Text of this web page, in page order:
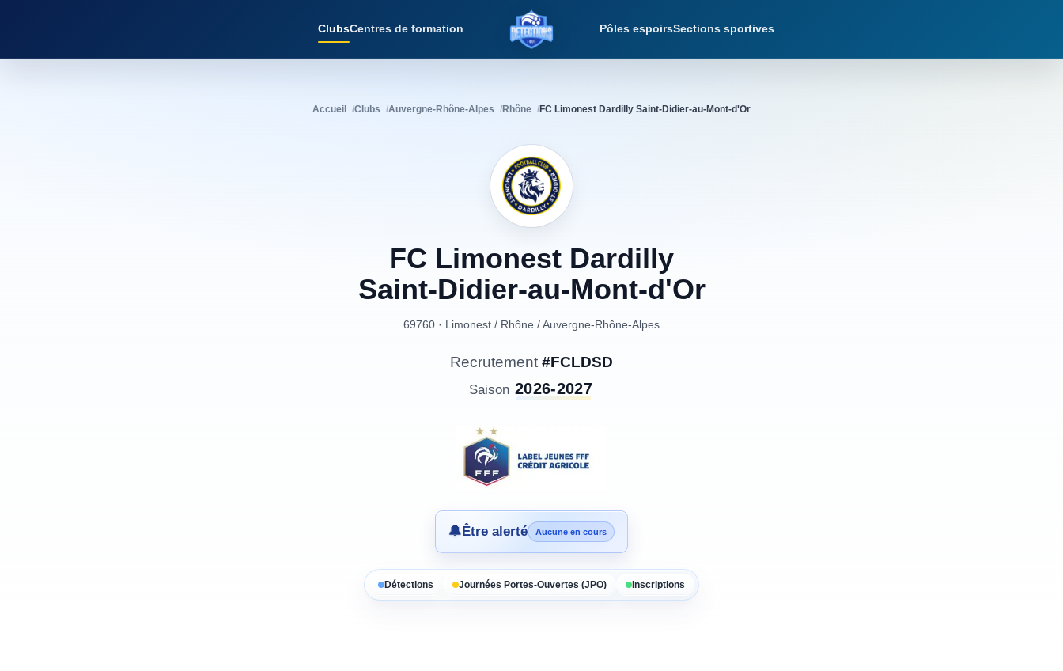
ClubsCentres de formation
Détections Foot
Pôles espoirsSections sportives
Accueil Clubs Auvergne-Rhône-Alpes Rhône FC Limonest Dardilly Saint-Didier-au-Mont-d'Or
FC Limonest Dardilly
Saint-Didier-au-Mont-d'Or
69760 · Limonest / Rhône /Auvergne-Rhône-Alpes
Recrutement #FCLDSD
Saison 2026-2027
🔔Être alerté Aucune en cours
Détections Journées Portes-Ouvertes (JPO) Inscriptions